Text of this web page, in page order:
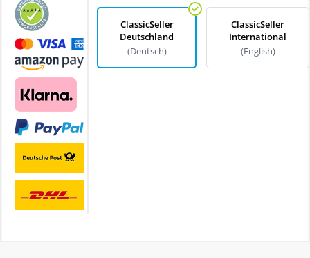
ClassicSeller
Deutschland
(Deutsch)
ClassicSeller
International
(English)